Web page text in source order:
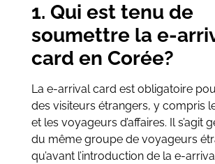
1. Qui est tenu de
soumettre la e-
card en Corée?
La e-arrival card est obligatoire
des visiteurs étrangers, y compris
et les voyageurs d’affaires. Il s’agit
du même groupe de voyageurs
qu’avant l’introduction de la e-